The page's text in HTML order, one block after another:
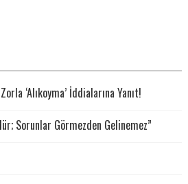
‘Alıkoyma’ İddialarına Yanıt!
Sorunlar Görmezden Gelinemez”